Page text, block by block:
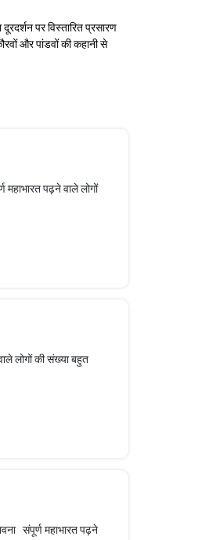
पर विस्तारित प्रसारण
और पांडवों की कहानी से
महाभारत पढ़ने वाले लोगों
लोगों की संख्या बहुत
संपूर्ण महाभारत पढ़ने